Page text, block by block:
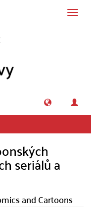
seriálů a
and Cartoons